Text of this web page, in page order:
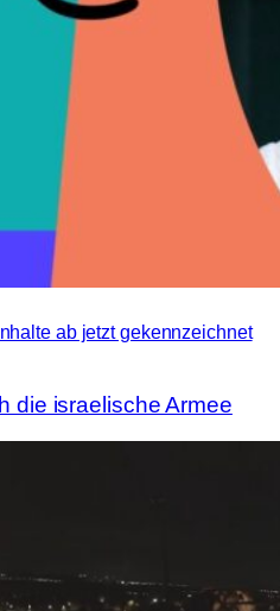
ab jetzt gekennzeichnet
die israelische Armee